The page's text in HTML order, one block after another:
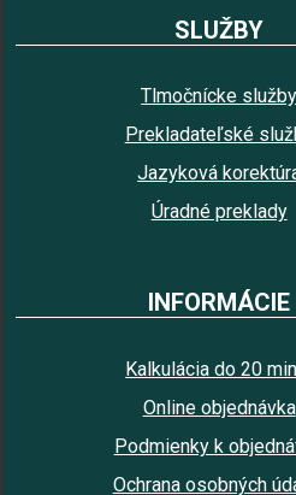
SLUŽBY
Tlmočnícke služby
Prekladateľské
Jazyková
Úradné preklady
INFORMÁCIE
Kalkulácia do 20
Online objednávka
Podmienky k
Ochrana osobných